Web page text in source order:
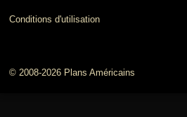
Conditions d'utilisation
© 2008-2026 Plans Américains